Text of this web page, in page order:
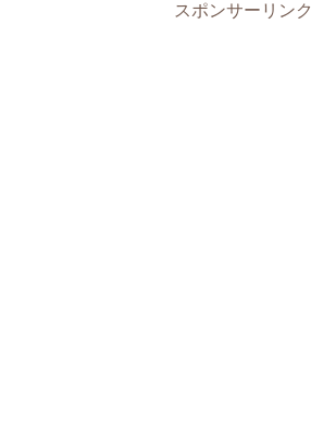
スポンサーリンク